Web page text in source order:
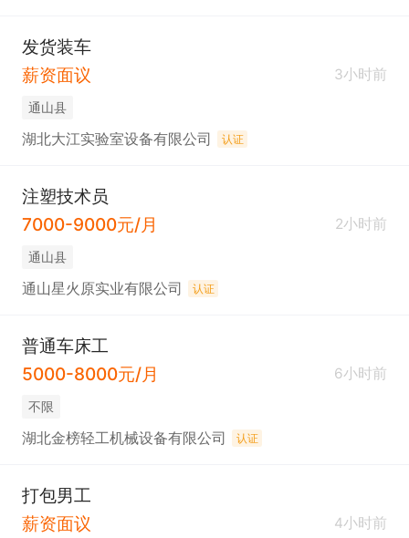
发货装车
薪资面议
3小时前
通山县
湖北大江实验室设备有限公司 认证
注塑技术员
7000-9000元/月
2小时前
通山县
通山星火原实业有限公司 认证
普通车床工
5000-8000元/月
6小时前
不限
湖北金榜轻工机械设备有限公司 认证
打包男工
薪资面议
4小时前